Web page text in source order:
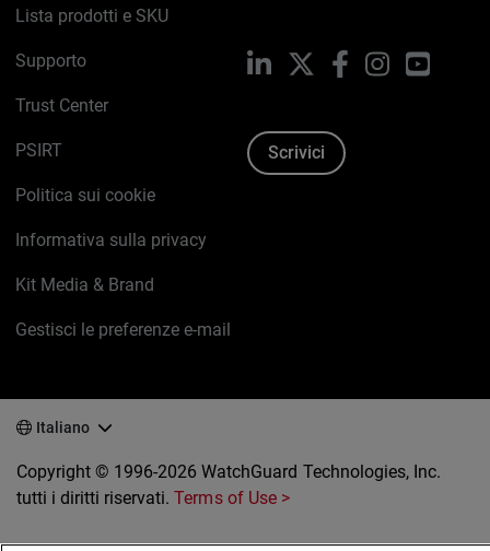
Lista prodotti e SKU
Supporto
Trust Center
PSIRT
Politica sui cookie
Informativa sulla privacy
Kit Media & Brand
Gestisci le preferenze e-mail
LinkedIn FacebookInstagram
Scrivici
Italiano
Copyright © 1996-2026 WatchGuard Technologies, Inc.
tutti i diritti riservati.Terms of Use >